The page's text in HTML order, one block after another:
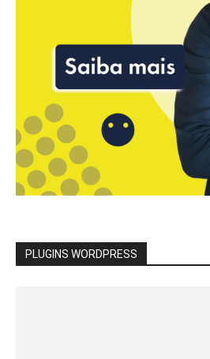
PLUGINS WORDPRESS